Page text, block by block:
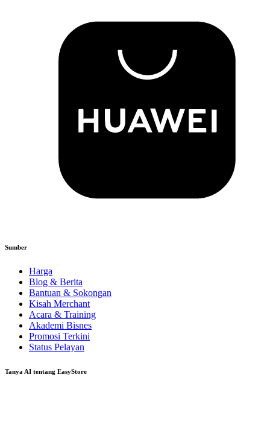
Sumber
Harga
Blog & Berita
Bantuan & Sokongan
Kisah Merchant
Acara & Training
Akademi Bisnes
Promosi Terkini
Status Pelayan
Tanya AI tentang EasyStore